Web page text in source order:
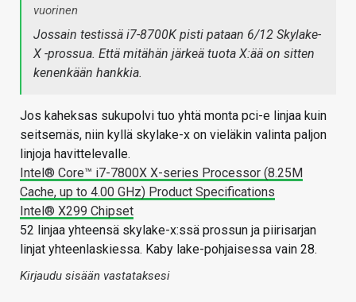
vuorinen
Jossain testissä i7-8700K pisti pataan 6/12 Skylake-
X -prossua. Että mitähän järkeä tuota X:ää on sitten
kenenkään hankkia.
Jos kaheksas sukupolvi tuo yhtä monta pci-e linjaa kuin
seitsemäs, niin kyllä skylake-x on vieläkin valinta paljon
linjoja havittelevalle.
Intel® Core™ i7-7800X X-series Processor (8.25M
Cache, up to 4.00 GHz) Product Specifications
Intel® X299 Chipset
52 linjaa yhteensä skylake-x:ssä prossun ja piirisarjan
linjat yhteenlaskiessa. Kaby lake-pohjaisessa vain 28.
Kirjaudu sisään vastataksesi